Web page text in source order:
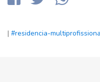
| #residencia-